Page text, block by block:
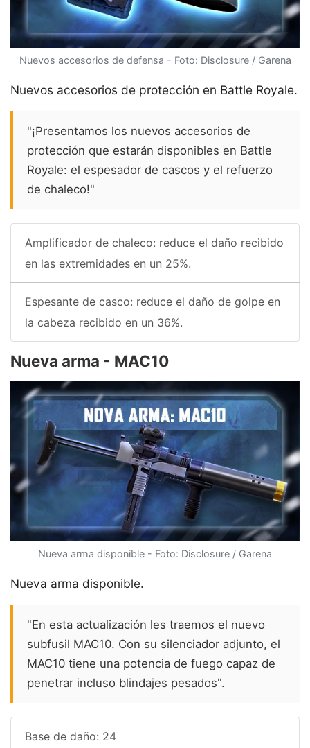
Nuevos accesorios de defensa - Foto: Disclosure / Garena
Nuevos accesorios de protección en Battle Royale.
"¡Presentamos los nuevos accesorios de
protección que estarán disponibles en Battle
Royale: el espesador de cascos y el refuerzo
de chaleco!"
Amplificador de chaleco: reduce el daño recibido
en las extremidades en un 25%.
Espesante de casco: reduce el daño de golpe en
la cabeza recibido en un 36%.
Nueva arma - MAC10
Nueva arma disponible - Foto: Disclosure / Garena
Nueva arma disponible.
"En esta actualización les traemos el nuevo
subfusil MAC10. Con su silenciador adjunto, el
MAC10 tiene una potencia de fuego capaz de
penetrar incluso blindajes pesados".
Base de daño: 24